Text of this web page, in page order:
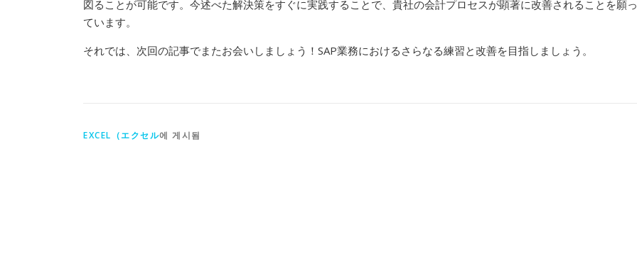
図ることが可能です。今述べた解決策をすぐに実践することで、貴社の会計プロセスが顕著に改善されることを願っ
ています。
それでは、次回の記事でまたお会いしましょう！SAP業務におけるさらなる練習と改善を目指しましょう。
EXCEL（エクセル에 게시됨